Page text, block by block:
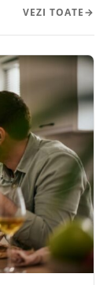
VEZI TOATE